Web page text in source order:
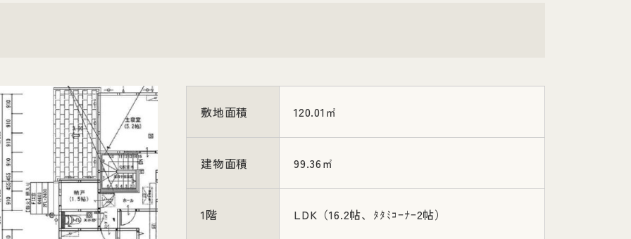
敷地面積 120.01㎡
建物面積 99.36㎡
1階 LDK（16.2帖、ﾀﾀﾐｺｰﾅｰ2帖）